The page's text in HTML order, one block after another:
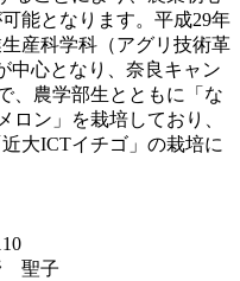
能となります。平成29年
産科学科（アグリ技術革
中心となり、奈良キャン
、農学部生とともに「な
ロン」を栽培しており、
大ICTイチゴ」の栽培に
聖子